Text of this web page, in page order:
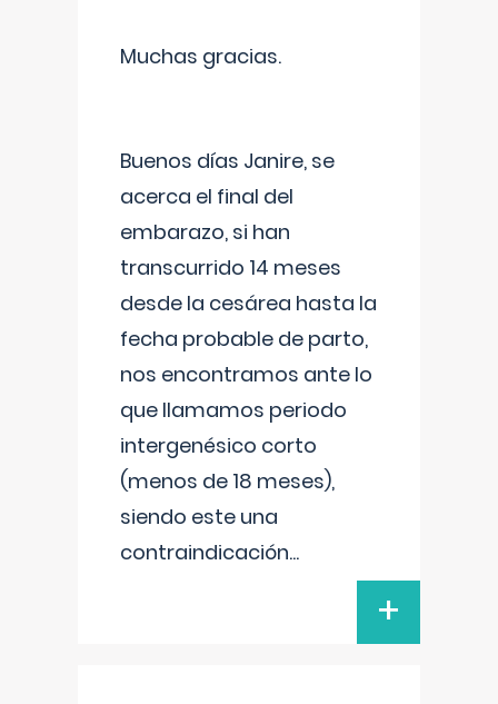
Muchas gracias.
Buenos días Janire, se
acerca el final del
embarazo, si han
transcurrido 14 meses
desde la cesárea hasta la
fecha probable de parto,
nos encontramos ante lo
que llamamos periodo
intergenésico corto
(menos de 18 meses),
siendo este una
contraindicación...
+